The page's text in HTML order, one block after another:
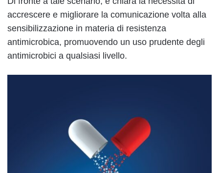
accrescere e migliorare la comunicazione volta alla
sensibilizzazione in materia di resistenza
antimicrobica, promuovendo un uso prudente degli
antimicrobici a qualsiasi livello.